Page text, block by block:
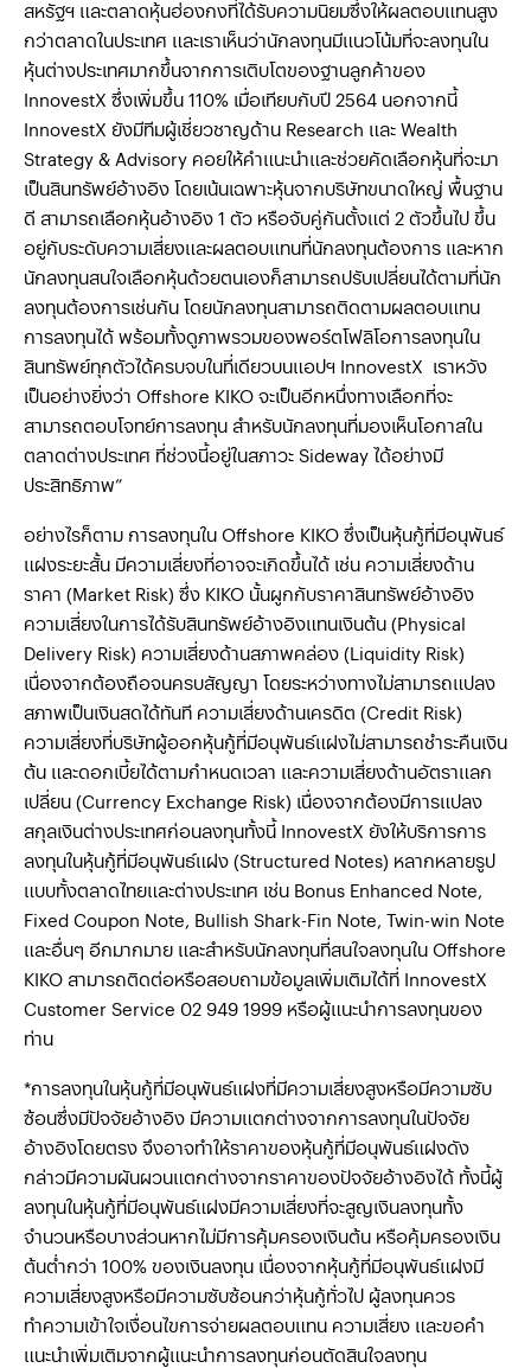
สหรัฐฯ และตลาดหุ้นฮ่องกงที่ได้รับความนิยมซึ่งให้ผลตอบแทนสูง
กว่าตลาดในประเทศ และเราเห็นว่านักลงทุนมีแนวโน้มที่จะลงทุนใน
หุ้นต่างประเทศมากขึ้นจากการเติบโตของฐานลูกค้าของ
InnovestX ซึ่งเพิ่มขึ้น 110% เมื่อเทียบกับปี 2564 นอกจากนี้
InnovestX ยังมีทีมผู้เชี่ยวชาญด้าน Research และ Wealth
Strategy & Advisory คอยให้คำแนะนำและช่วยคัดเลือกหุ้นที่จะมา
เป็นสินทรัพย์อ้างอิง โดยเน้นเฉพาะหุ้นจากบริษัทขนาดใหญ่ พื้นฐาน
ดี สามารถเลือกหุ้นอ้างอิง 1 ตัว หรือจับคู่กันตั้งแต่ 2 ตัวขึ้นไป ขึ้น
อยู่กับระดับความเสี่ยงและผลตอบแทนที่นักลงทุนต้องการ และหาก
นักลงทุนสนใจเลือกหุ้นด้วยตนเองก็สามารถปรับเปลี่ยนได้ตามที่นัก
ลงทุนต้องการเช่นกัน โดยนักลงทุนสามารถติดตามผลตอบแทน
การลงทุนได้ พร้อมทั้งดูภาพรวมของพอร์ตโฟลิโอการลงทุนใน
สินทรัพย์ทุกตัวได้ครบจบในที่เดียวบนแอปฯ InnovestX เราหวัง
เป็นอย่างยิ่งว่า Offshore KIKO จะเป็นอีกหนึ่งทางเลือกที่จะ
สามารถตอบโจทย์การลงทุน สำหรับนักลงทุนที่มองเห็นโอกาสใน
ตลาดต่างประเทศ ที่ช่วงนี้อยู่ในสภาวะ Sideway ได้อย่างมี
ประสิทธิภาพ”
อย่างไรก็ตาม การลงทุนใน Offshore KIKO ซึ่งเป็นหุ้นกู้ที่มีอนุพันธ์
แฝงระยะสั้น มีความเสี่ยงที่อาจจะเกิดขึ้นได้ เช่น ความเสี่ยงด้าน
ราคา (Market Risk) ซึ่ง KIKO นั้นผูกกับราคาสินทรัพย์อ้างอิง
ความเสี่ยงในการได้รับสินทรัพย์อ้างอิงแทนเงินต้น (Physical
Delivery Risk) ความเสี่ยงด้านสภาพคล่อง (Liquidity Risk)
เนื่องจากต้องถือจนครบสัญญา โดยระหว่างทางไม่สามารถแปลง
สภาพเป็นเงินสดได้ทันที ความเสี่ยงด้านเครดิต (Credit Risk)
ความเสี่ยงที่บริษัทผู้ออกหุ้นกู้ที่มีอนุพันธ์แฝงไม่สามารถชำระคืนเงิน
ต้น และดอกเบี้ยได้ตามกำหนดเวลา และความเสี่ยงด้านอัตราแลก
เปลี่ยน (Currency Exchange Risk) เนื่องจากต้องมีการแปลง
สกุลเงินต่างประเทศก่อนลงทุนทั้งนี้ InnovestX ยังให้บริการการ
ลงทุนในหุ้นกู้ที่มีอนุพันธ์แฝง (Structured Notes) หลากหลายรูป
แบบทั้งตลาดไทยและต่างประเทศ เช่น Bonus Enhanced Note,
Fixed Coupon Note, Bullish Shark-Fin Note, Twin-win Note
และอื่นๆ อีกมากมาย และสำหรับนักลงทุนที่สนใจลงทุนใน Offshore
KIKO สามารถติดต่อหรือสอบถามข้อมูลเพิ่มเติมได้ที่ InnovestX
Customer Service 02 949 1999 หรือผู้แนะนำการลงทุนของ
ท่าน
*การลงทุนในหุ้นกู้ที่มีอนุพันธ์แฝงที่มีความเสี่ยงสูงหรือมีความซับ
ซ้อนซึ่งมีปัจจัยอ้างอิง มีความแตกต่างจากการลงทุนในปัจจัย
อ้างอิงโดยตรง จึงอาจทำให้ราคาของหุ้นกู้ที่มีอนุพันธ์แฝงดัง
กล่าวมีความผันผวนแตกต่างจากราคาของปัจจัยอ้างอิงได้ ทั้งนี้ผู้
ลงทุนในหุ้นกู้ที่มีอนุพันธ์แฝงมีความเสี่ยงที่จะสูญเงินลงทุนทั้ง
จำนวนหรือบางส่วนหากไม่มีการคุ้มครองเงินต้น หรือคุ้มครองเงิน
ต้นต่ำกว่า 100% ของเงินลงทุน เนื่องจากหุ้นกู้ที่มีอนุพันธ์แฝงมี
ความเสี่ยงสูงหรือมีความซับซ้อนกว่าหุ้นกู้ทั่วไป ผู้ลงทุนควร
ทำความเข้าใจเงื่อนไขการจ่ายผลตอบแทน ความเสี่ยง และขอคำ
แนะนำเพิ่มเติมจากผู้แนะนำการลงทุนก่อนตัดสินใจลงทุน